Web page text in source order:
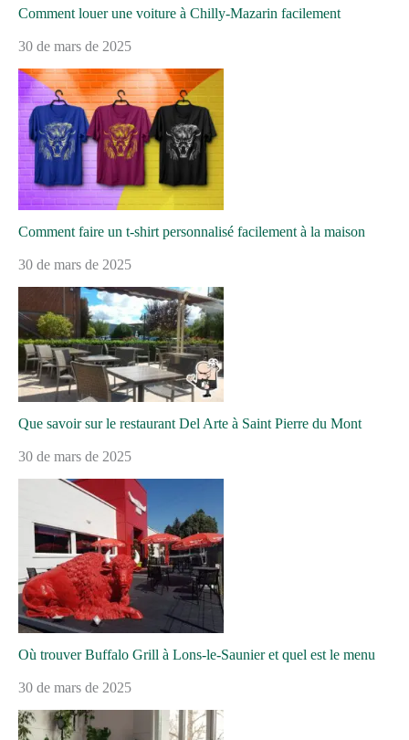
Comment louer une voiture à Chilly-Mazarin facilement
30 de mars de 2025
Comment faire un t-shirt personnalisé facilement à la maison
30 de mars de 2025
Que savoir sur le restaurant Del Arte à Saint Pierre du Mont
30 de mars de 2025
Où trouver Buffalo Grill à Lons-le-Saunier et quel est le menu
30 de mars de 2025